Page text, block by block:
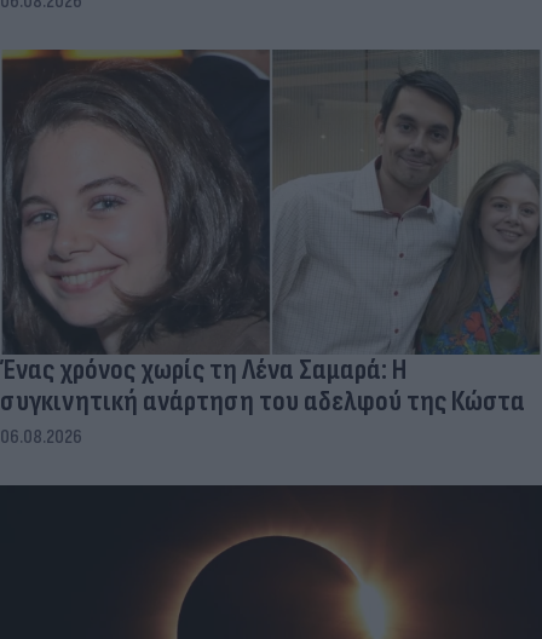
Ένας χρόνος χωρίς τη Λένα Σαμαρά: Η
συγκινητική ανάρτηση του αδελφού της Κώστα
06.08.2026